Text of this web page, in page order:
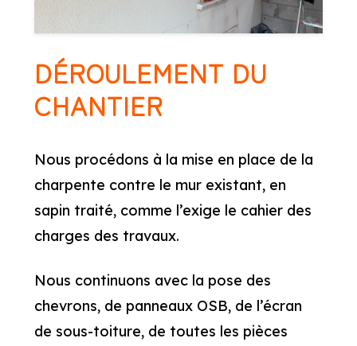
DÉROULEMENT DU
CHANTIER
Nous procédons à la mise en place de la
charpente contre le mur existant, en
sapin traité, comme l’exige le cahier des
charges des travaux.
Nous continuons avec la pose des
chevrons, de panneaux OSB, de l’écran
de sous-toiture, de toutes les pièces